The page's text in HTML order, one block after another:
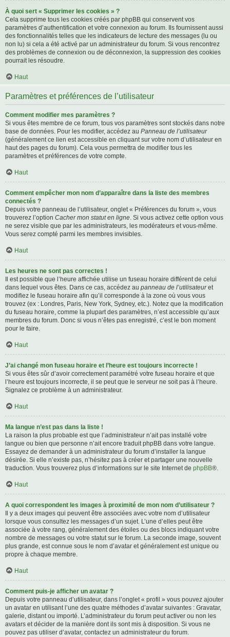
À quoi sert « Supprimer les cookies » ?
Cela supprime tous les cookies créés par phpBB qui conservent vos
paramètres d’authentification et votre connexion au forum. Ils fournissent aussi
des fonctionnalités telles que les indicateurs de lecture des messages (lu ou
non lu) si cela a été activé par un administrateur du forum. Si vous rencontrez
des problèmes de connexion ou de déconnexion, la suppression des cookies
pourrait les résoudre.
Haut
Paramètres et préférences de l’utilisateur
Comment modifier mes paramètres ?
Si vous êtes membre de ce forum, tous vos paramètres sont stockés dans notre
base de données. Pour les modifier, accédez au Panneau de l’utilisateur
(généralement ce lien est accessible en cliquant sur votre nom d’utilisateur en
haut des pages du forum). Cela vous permettra de modifier tous les
paramètres et préférences de votre compte.
Haut
Comment empêcher mon nom d’apparaître dans la liste des membres
connectés ?
Depuis votre panneau de l’utilisateur, onglet « Préférences du forum », vous
trouverez l’option Cacher mon statut en ligne. Si vous activez cette option vous
ne serez visible que par les administrateurs, les modérateurs et vous-même.
Vous serez compté parmi les membres invisibles.
Haut
Les heures ne sont pas correctes !
Il est possible que l’heure affichée utilise un fuseau horaire différent de celui
dans lequel vous êtes. Dans ce cas, accédez au panneau de l’utilisateuret
modifiez le fuseau horaire afin qu’il corresponde à la zone où vous vous
trouvez (ex : Londres, Paris, New York, Sydney, etc.). Notez que la modification
du fuseau horaire, comme la plupart des paramètres, n’est accessible qu’aux
membres du forum. Donc si vous n’êtes pas enregistré, c’est le bon moment
pour le faire.
Haut
J’ai changé mon fuseau horaire et l’heure est toujours incorrecte !
Si vous êtes sûr d’avoir correctement paramétré votre fuseau horaire et que
l’heure est toujours incorrecte, il se peut que le serveur ne soit pas à l’heure.
Signalez ce problème à un administrateur.
Haut
Ma langue n’est pas dans la liste !
La raison la plus probable est que l’administrateur n’ait pas installé votre
langue ou bien que personne n’ait encore traduit phpBB dans votre langue.
Essayez de demander à un administrateur du forum d’installer la langue
désirée. Si elle n’existe pas, n’hésitez pas à créer et partager une nouvelle
traduction. Vous trouverez plus d’informations sur le site Internet de phpBB®.
Haut
A quoi correspondent les images à proximité de mon nom d’utilisateur ?
Il y a deux images qui peuvent être associées avec votre nom d’utilisateur
lorsque vous consultez les messages d’un sujet. L’une d’elles peut être
associée à votre rang, généralement des étoiles ou des blocs indiquant votre
nombre de messages ou votre statut sur le forum. La seconde image, souvent
plus grande, est connue sous le nom d’avatar et généralement est unique ou
propre à chaque membre.
Haut
Comment puis-je afficher un avatar ?
Depuis votre panneau d’utilisateur, dans l’onglet « profil » vous pouvez ajouter
un avatar en utilisant l’une des quatre méthodes d’avatar suivantes : Gravatar,
galerie, distant ou importé. L’administrateur du forum peut activer ou non les
avatars et décider de la manière dont ils sont mis à disposition. Si vous ne
pouvez pas utiliser d’avatar, contactez un administrateur du forum.